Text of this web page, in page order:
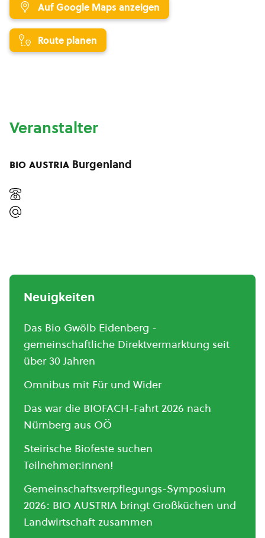
Auf Google Maps anzeigen
Route planen
Veranstalter
bio austria Burgenland
Neuigkeiten
Das Bio Gwölb Eidenberg -
gemeinschaftliche Direktvermarktung seit
über 30 Jahren
Omnibus mit Für und Wider
Das war die BIOFACH-Fahrt 2026 nach
Nürnberg aus OÖ
Steirische Biofeste suchen
Teilnehmer:innen!
Gemeinschaftsverpflegungs-Symposium
2026: BIO AUSTRIA bringt Großküchen und
Landwirtschaft zusammen